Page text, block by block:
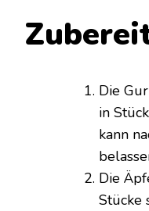
Die
in
kann
Die
Stücke